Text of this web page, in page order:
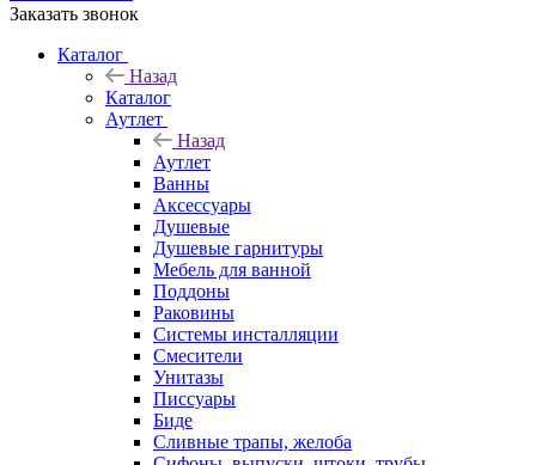
Заказать звонок
Каталог
Назад
Каталог
Аутлет
Назад
Аутлет
Ванны
Аксессуары
Душевые
Душевые гарнитуры
Мебель для ванной
Поддоны
Раковины
Системы инсталляции
Смесители
Унитазы
Писсуары
Биде
Сливные трапы, желоба